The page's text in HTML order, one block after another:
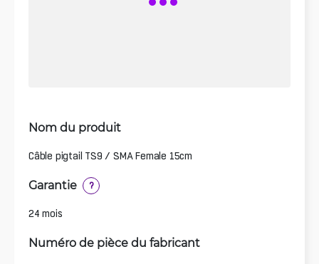
Nom du produit
Câble pigtail TS9 / SMA Female 15cm
Garantie ?
24 mois
Numéro de pièce du fabricant